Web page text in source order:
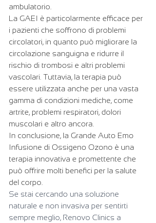
ambulatorio.
La GAEI è particolarmente efficace per
i pazienti che soffrono di problemi
circolatori, in quanto può migliorare la
circolazione sanguigna e ridurre il
rischio di trombosi e altri problemi
vascolari. Tuttavia, la terapia può
essere utilizzata anche per una vasta
gamma di condizioni mediche, come
artrite, problemi respiratori, dolori
muscolari e altro ancora.
In conclusione, la Grande Auto Emo
Infusione di Ossigeno Ozono è una
terapia innovativa e promettente che
può offrire molti benefici per la salute
del corpo.
Se stai cercando una soluzione
naturale e non invasiva per sentirti
sempre meglio, Renovo Clinics a